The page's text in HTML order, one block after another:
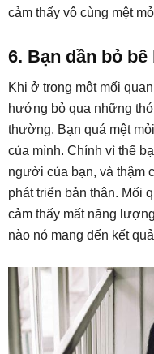
cảm thấy vô cùng mệt
6. Bạn dần bỏ bê
Khi ở trong một mối
hướng bỏ qua những
thường. Bạn quá mệt
của mình. Chính vì thế
người của bạn, và thậm
phát triển bản thân. Mối
cảm thấy mất năng
nào nó mang đến kết